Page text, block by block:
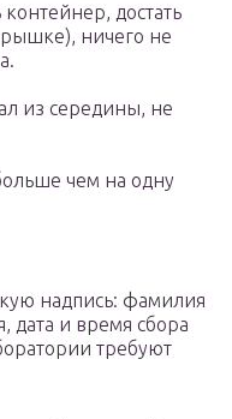
достать
ничего не
из середины, не
чем на одну
надпись: фамилия
дата и время сбора
требуют